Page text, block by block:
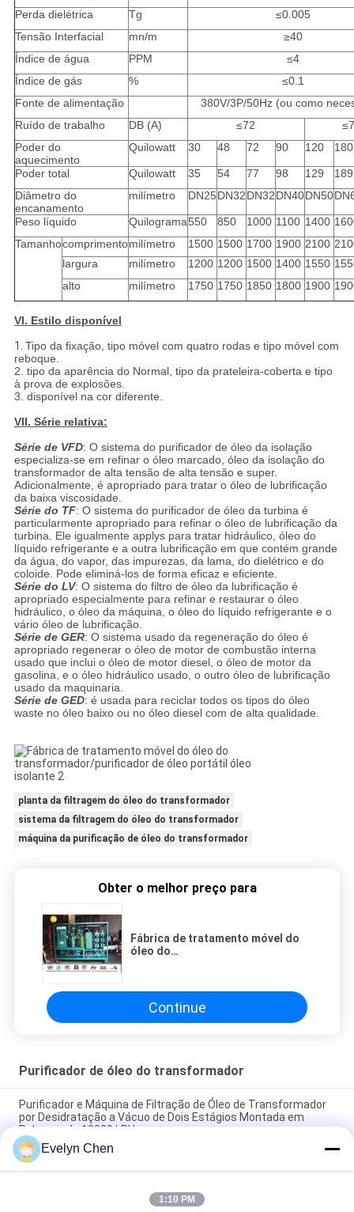
Perda dielétrica
Tg
≤0.005
Tensão Interfacial
mn/m
≥40
Índice de água
PPM
≤4
Índice de gás
%
≤0.1
Fonte de alimentação
380V/3P/50Hz (ou como
Ruído de trabalho
DB (A) ≤72
Poder do
aquecimento
Quilowatt 30 48 72 90 120 180
Poder total Quilowatt 35 54 77 98 129
189
Diâmetro do
encanamento
milímetro DN25DN32DN32DN40DN50
Peso líquido Quilograma550 850 1000 1100 1400
Tamanhocomprimentomilímetro 1500 1500 1700 1900 2100
largura
milímetro 1200 1200 1500 1400 1550
alto
milímetro 1750 1750 1850 1800 1900
VI. Estilo disponível
1. Tipo da fixação, tipo móvel com quatro rodas e tipo móvel com
reboque.
2. tipo da aparência do Normal, tipo da prateleira-coberta e tipo
à prova de explosões.
3. disponível na cor diferente.
VII. Série relativa:
Série de VFD: O sistema do purificador de óleo da isolação
especializa-se em refinar o óleo marcado, óleo da isolação do
transformador de alta tensão de alta tensão e super.
Adicionalmente, é apropriado para tratar o óleo de lubrificação
da baixa viscosidade.
Série do TF: O sistema do purificador de óleo da turbina é
particularmente apropriado para refinar o óleo de lubrificação da
turbina. Ele igualmente applys para tratar hidráulico, óleo do
líquido refrigerante e a outra lubrificação em que contém grande
da água, do vapor, das impurezas, da lama, do dielétrico e do
coloide. Pode eliminá-los de forma eficaz e eficiente.
Série do LV: O sistema do filtro de óleo da lubrificação é
apropriado especialmente para refinar e restaurar o óleo
hidráulico, o óleo da máquina, o óleo do líquido refrigerante e o
vário óleo de lubrificação.
Série de GER: O sistema usado da regeneração do óleo é
apropriado regenerar o óleo de motor de combustão interna
usado que inclui o óleo de motor diesel, o óleo de motor da
gasolina, e o óleo hidráulico usado, o outro óleo de lubrificação
usado da maquinaria.
Série de GED: é usada para reciclar todos os tipos do óleo
waste no óleo baixo ou no óleo diesel com de alta qualidade.
planta da filtragem do óleo do transformador
sistema da filtragem do óleo do transformador
máquina da purificação de óleo do transformador
Obter o melhor preço para
Fábrica de tratamento móvel do
óleo do
Continue
Purificador de óleo do transformador
Purificador e Máquina de Filtração de Óleo de Transformador
por Desidratação a Vácuo de Dois Estágios Montada em
Reboque de 18000 LPH
Restaurar a resistência dielétrica do óleo do transformador a
≥ 75 kV no local para transformadores de 110 kV
Purificador de óleo de aço inoxidável do vácuo do desidratador
Evelyn Chen
1:10 PM